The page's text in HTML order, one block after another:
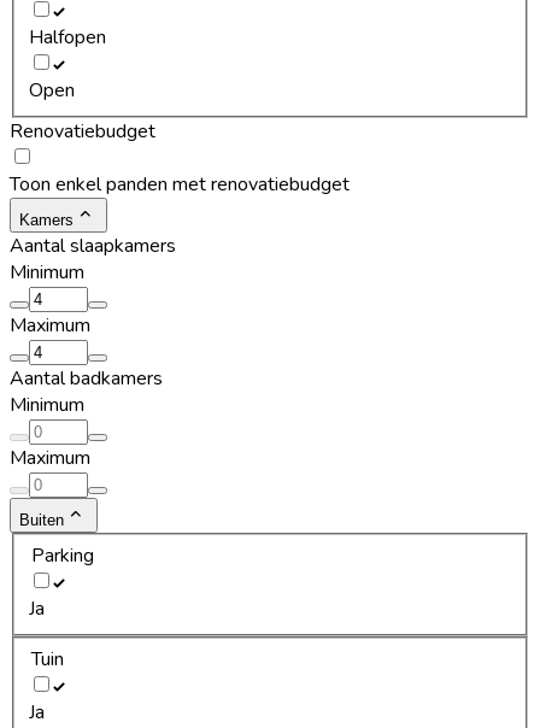
Halfopen
Open
Renovatiebudget
Toon enkel panden met renovatiebudget
Kamers
Aantal slaapkamers
Minimum
Maximum
Aantal badkamers
Minimum
Maximum
Buiten
Parking
Ja
Tuin
Ja